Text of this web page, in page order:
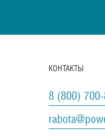
КОНТАКТЫ
8 (800)